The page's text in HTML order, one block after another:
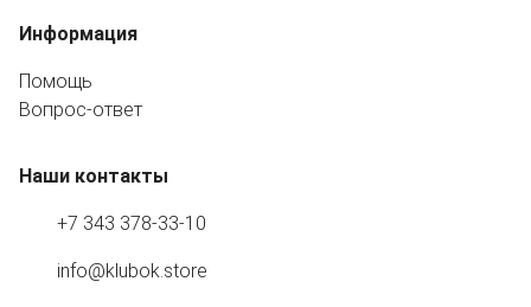
Информация
Помощь
Вопрос-ответ
Наши контакты
+7 343 378-33-10
info@klubok.store